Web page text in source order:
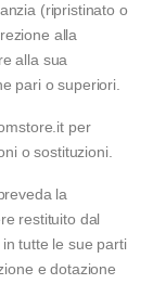
(ripristinato o
alla
alla sua
pari o superiori.
per
o sostituzioni.
la
restituito dal
tutte le sue parti
e dotazione